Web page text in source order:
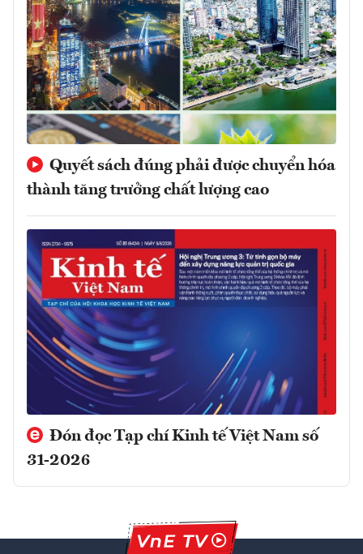
Quyết sách đúng phải được chuyển hóa
thành tăng trưởng chất lượng cao
Đón đọc Tạp chí Kinh tế Việt Nam số
31-2026